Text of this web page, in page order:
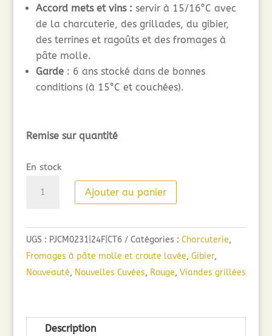
Accord mets et vins : servir à 15/16°C avec
de la charcuterie, des grillades, du gibier,
des terrines et ragoûts et des fromages à
pâte molle.
Garde: 6 ans stocké dans de bonnes
conditions (à 15°C et couchées).
Remise sur quantité
En stock
(75cl)
2024
Ajouter au panier
UGS : PJCM0231|24F|CT6 Catégories : Charcuterie,
Fromages à pâte molle et croute lavée, Gibier,
Nouveauté, Nouvelles Cuvées, Rouge, Viandes grillées
Description